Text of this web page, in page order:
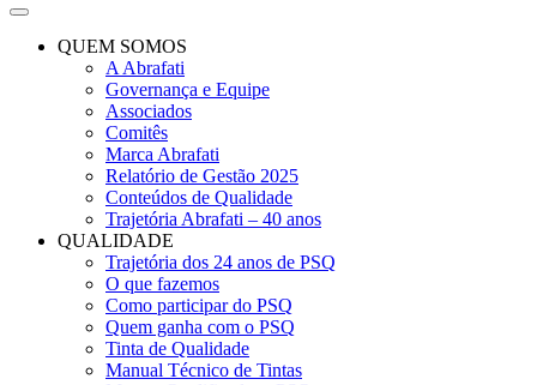
QUEM SOMOS
A Abrafati
Governança e Equipe
Associados
Comitês
Marca Abrafati
Relatório de Gestão 2025
Conteúdos de Qualidade
Trajetória Abrafati – 40 anos
QUALIDADE
Trajetória dos 24 anos de PSQ
O que fazemos
Como participar do PSQ
Quem ganha com o PSQ
Tinta de Qualidade
Manual Técnico de Tintas